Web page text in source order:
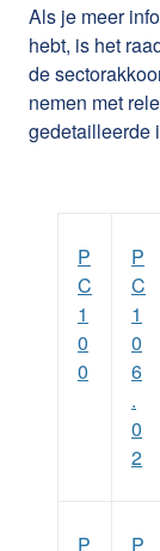
Als je meer
hebt, is het
de
nemen met
gedetailleerde
P
C
1
0
0
P
C
1
0
6
.
0
2
P P